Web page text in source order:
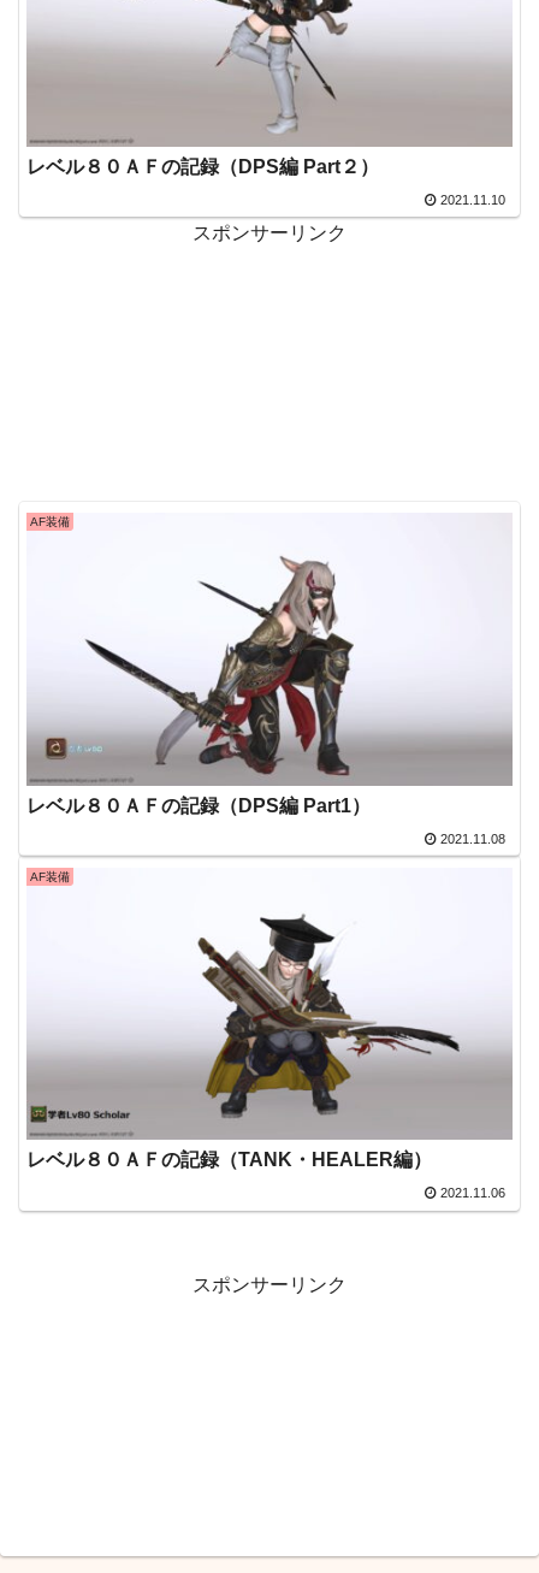
レベル８０ＡＦの記録（DPS編 Part２）
2021.11.10
スポンサーリンク
AF装備
レベル８０ＡＦの記録（DPS編 Part1）
2021.11.08
AF装備
レベル８０ＡＦの記録（TANK・HEALER編）
2021.11.06
スポンサーリンク